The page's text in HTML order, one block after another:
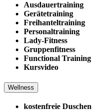
Ausdauertraining
Gerätetraining
Freihanteltraining
Personaltraining
Lady-Fitness
Gruppenfitness
Functional Training
Kursvideo
Wellness
kostenfreie Duschen